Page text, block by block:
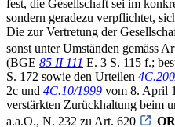
fest, die Gesellschaft sei im
sondern geradezu verpflichtet,
Die zur Vertretung der
sonst unter Umständen gemäss
(BGE 85 II 111 E. 3 S. 115 f.;
S. 172 sowie den Urteilen
2c und 4C.10/1999 vom 8. April
verstärkten Zurückhaltung beim
a.a.O., N. 232 zu Art. 620
OR